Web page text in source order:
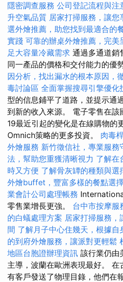
隱密調查服務 公司登記流程與注
升空氣品質 居家打掃服務，讓
選外燴推薦，助您找到最適合的
實踐 可靠的辦桌外燴推薦，完美
足大容量冷藏需求 通過多通道銷
同一產品的價格和交付能力的優
因分析，找出漏水的根本原因，
毒討論區 全面掌握搜尋引擎優化
型的信息鋪平了道路，並提示通
到新的收入來源。 電子零售在
19最近引起的變化是在線購物的
Omnich策略的更多投資。 肉毒
外燴服務 新竹徵信社，專業服務
法，幫助您重獲清晰視力 了解在
時又方便 了解骨灰罈的種類與
外燴buffet，豐富多樣的餐點選
業會計公司處理帳務
零售業增長更強。 台中市按摩服
的白蟻處理方案 居家打掃服務，
間 了解月子中心住幾天，根據自
的到府外燴服務，讓派對更輕鬆
地區台胞證辦理資訊 該行業仍由
主導，波蘭在歐洲表現最好。 在
有客戶發送了物理目錄，他們在